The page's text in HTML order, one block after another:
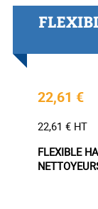
22,61 €
22,61 € HT
FLEXIBLE